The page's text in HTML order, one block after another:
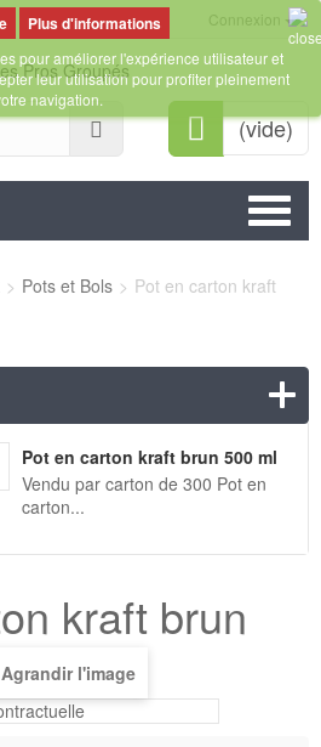
Connexion
Rechercher (vide)
Plus d'informations
pour améliorer l'expérience utilisateur et
leur utilisation pour profiter pleinement
navigation.
> Pots et Bols > Pot en carton kraft
Pot en carton kraft brun 500 ml
Vendu par carton de 300 Pot en
carton...
kraft brun
Agrandir l'image